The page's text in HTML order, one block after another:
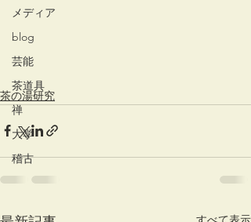
メディア
blog
芸能
茶道具
禅
大学
稽古
茶の湯研究